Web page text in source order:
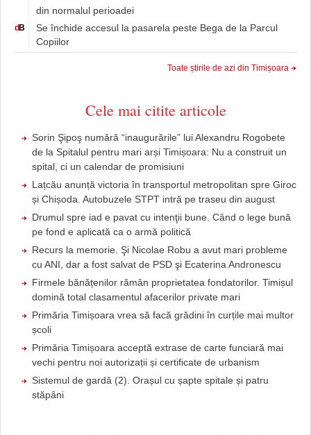
din normalul perioadei
dB
Se închide accesul la pasarela peste Bega de la Parcul
Copiilor
Toate știrile de azi din Timișoara
Cele mai citite articole
Sorin Şipoş numără “inaugurările” lui Alexandru Rogobete
de la Spitalul pentru mari arși Timișoara: Nu a construit un
spital, ci un calendar de promisiuni
Lațcău anunță victoria în transportul metropolitan spre Giroc
și Chișoda. Autobuzele STPT intră pe traseu din august
Drumul spre iad e pavat cu intenţii bune. Când o lege bună
pe fond e aplicată ca o armă politică
Recurs la memorie. Şi Nicolae Robu a avut mari probleme
cu ANI, dar a fost salvat de PSD şi Ecaterina Andronescu
Firmele bănățenilor rămân proprietatea fondatorilor. Timișul
domină total clasamentul afacerilor private mari
Primăria Timișoara vrea să facă grădini în curțile mai multor
școli
Primăria Timișoara acceptă extrase de carte funciară mai
vechi pentru noi autorizații și certificate de urbanism
Sistemul de gardă (2). Orașul cu șapte spitale și patru
stăpâni